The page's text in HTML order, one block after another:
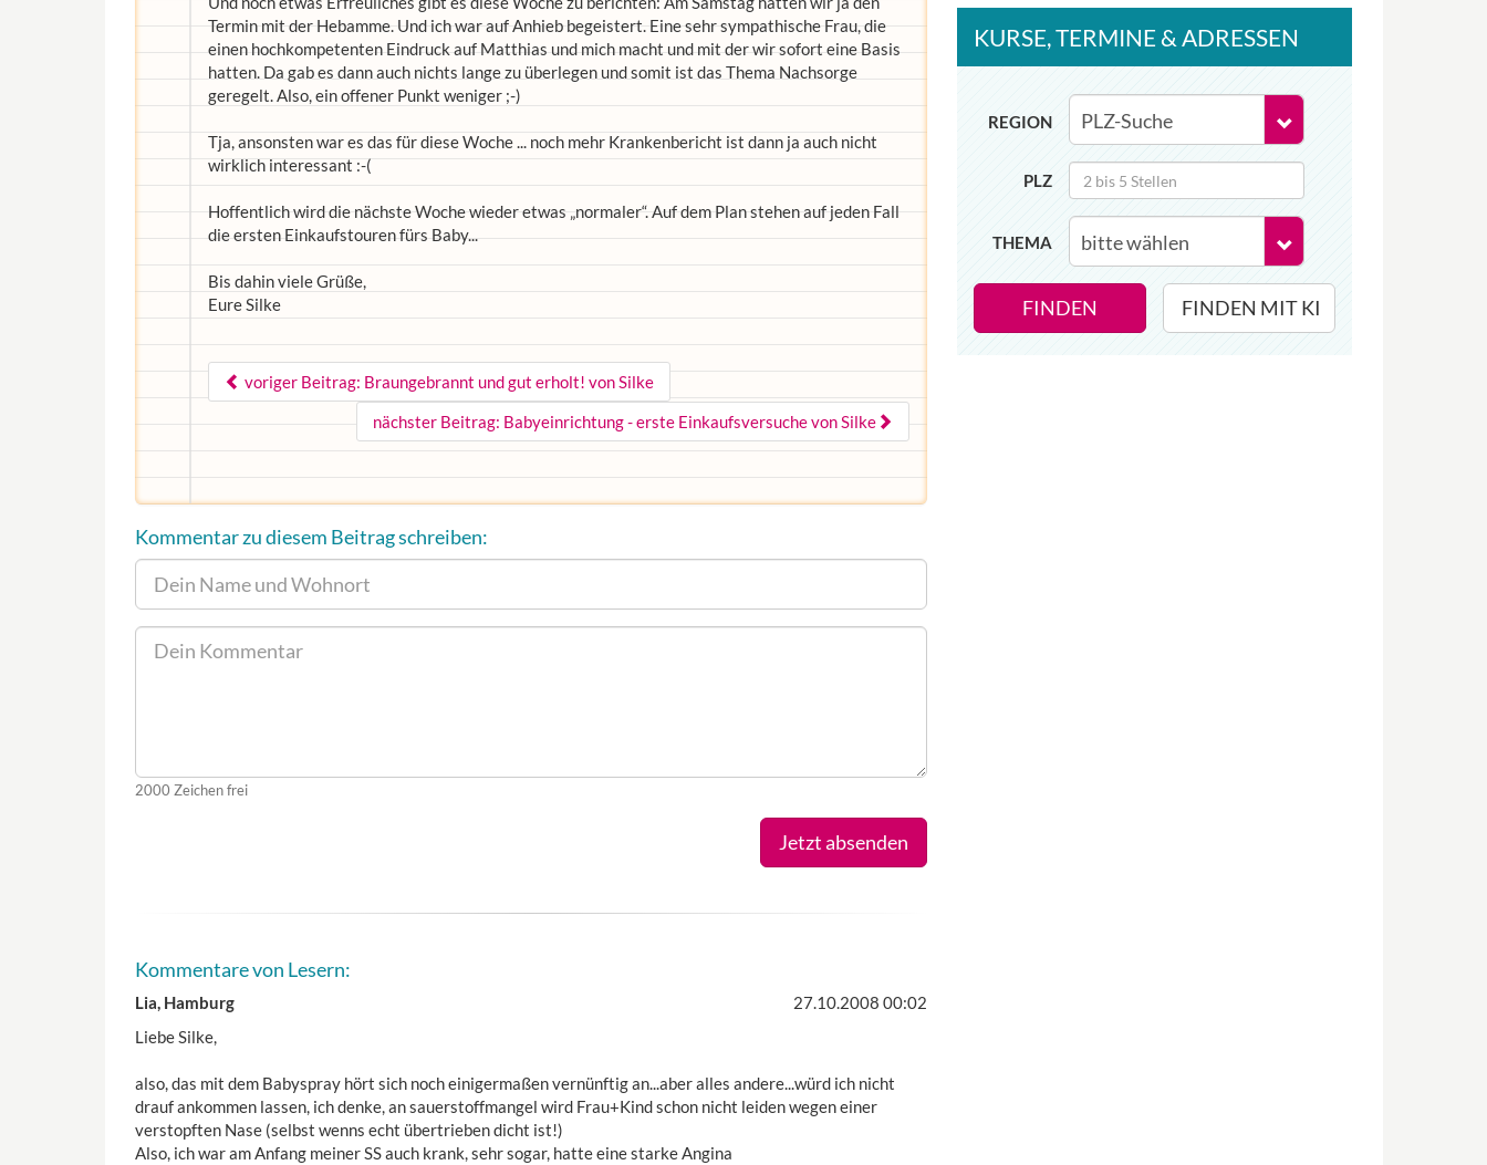
Termin mit der Hebamme. Und ich war auf Anhieb begeistert. Eine sehr sympathische Frau, die
einen hochkompetenten Eindruck auf Matthias und mich macht und mit der wir sofort eine Basis
hatten. Da gab es dann auch nichts lange zu überlegen und somit ist das Thema Nachsorge
geregelt. Also, ein offener Punkt weniger ;-)
Tja, ansonsten war es das für diese Woche ... noch mehr Krankenbericht ist dann ja auch nicht
wirklich interessant :-(
Hoffentlich wird die nächste Woche wieder etwas „normaler“. Auf dem Plan stehen auf jeden Fall
die ersten Einkaufstouren fürs Baby...
Bis dahin viele Grüße,
Eure Silke
voriger Beitrag: Braungebrannt und gut erholt! von Silke
nächster Beitrag: Babyeinrichtung - erste Einkaufsversuche von Silke
Kommentar zu diesem Beitrag schreiben:
2000 Zeichen frei
Jetzt absenden
Kommentare von Lesern:
Lia, Hamburg
27.10.2008 00:02
Liebe Silke,
also, das mit dem Babyspray hört sich noch einigermaßen vernünftig an...aber alles andere...würd ich nicht
drauf ankommen lassen, ich denke, an sauerstoffmangel wird Frau+Kind schon nicht leiden wegen einer
verstopften Nase (selbst wenns echt übertrieben dicht ist!)
Also, ich war am Anfang meiner SS auch krank, sehr sogar, hatte eine starke Angina
KURSE, TERMINE & ADRESSEN
REGION
PLZ
THEMA
FINDEN FINDEN MIT KI